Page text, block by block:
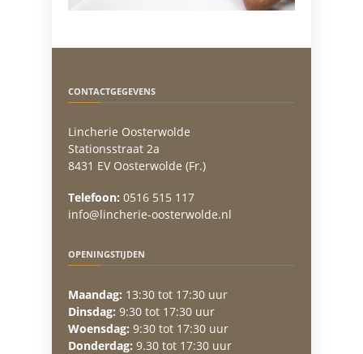
CONTACTGEGEVENS
Lincherie Oosterwolde
Stationsstraat 2a
8431 EV Oosterwolde (Fr.)
Telefoon: 0516 515 117
info@lincherie-oosterwolde.nl
OPENINGSTIJDEN
Maandag: 13:30 tot 17:30 uur
Dinsdag: 9:30 tot 17:30 uur
Woensdag: 9:30 tot 17:30 uur
Donderdag: 9.30 tot 17:30 uur